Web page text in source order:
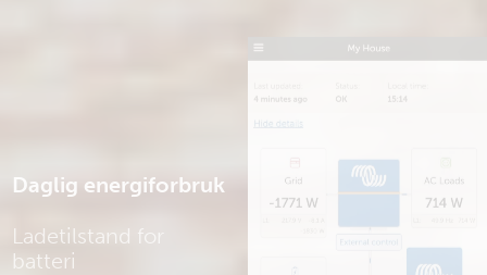
Daglig energiforbruk
Ladetilstand for
batteri